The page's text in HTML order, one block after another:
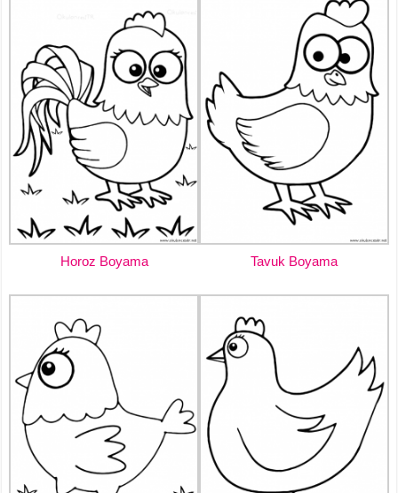
Horoz Boyama Tavuk Boyama